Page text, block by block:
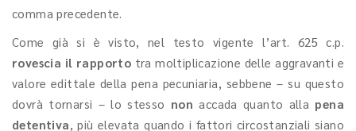
comma precedente.
Come già si è visto, nel testo vigente l’art. 625 c.p.
rovescia il rapporto tra moltiplicazione delle aggravanti e
valore edittale della pena pecuniaria, sebbene – su questo
dovrà tornarsi – lo stesso non accada quanto alla pena
detentiva, più elevata quando i fattori circostanziali siano